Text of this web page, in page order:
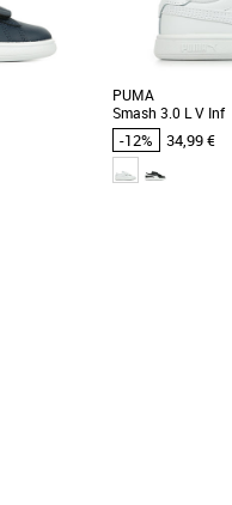
PUMA
Smash 3.0 L V Inf
-12% 34,99 €